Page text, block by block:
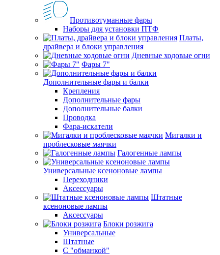
Противотуманные фары
Наборы для установки ПТФ
Платы,
драйвера и блоки управления
Дневные ходовые огни
Фары 7"
Дополнительные фары и балки
Крепления
Дополнительные фары
Дополнительные балки
Проводка
Фара-искатели
Мигалки и
проблесковые маячки
Галогенные лампы
Универсальные ксеноновые лампы
Переходники
Аксессуары
Штатные
ксеноновые лампы
Аксессуары
Блоки розжига
Универсальные
Штатные
С "обманкой"